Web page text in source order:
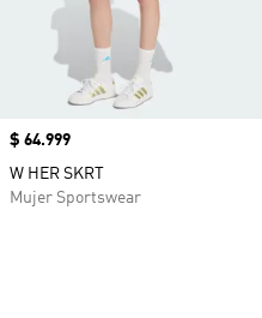
Precio
$ 64.999
W HER SKRT
Mujer Sportswear